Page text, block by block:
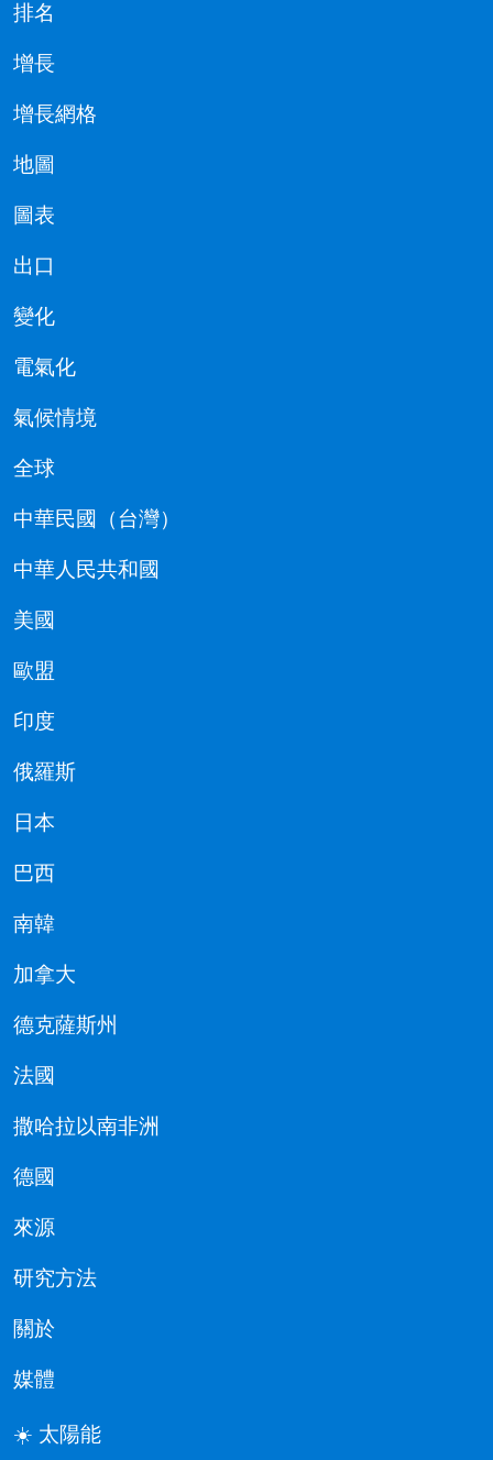
排名
增長
增長網格
地圖
圖表
出口
變化
電氣化
氣候情境
全球
中華民國（台灣）
中華人民共和國
美國
歐盟
印度
俄羅斯
日本
巴西
南韓
加拿大
德克薩斯州
法國
撒哈拉以南非洲
德國
來源
研究方法
關於
媒體
☀️ 太陽能